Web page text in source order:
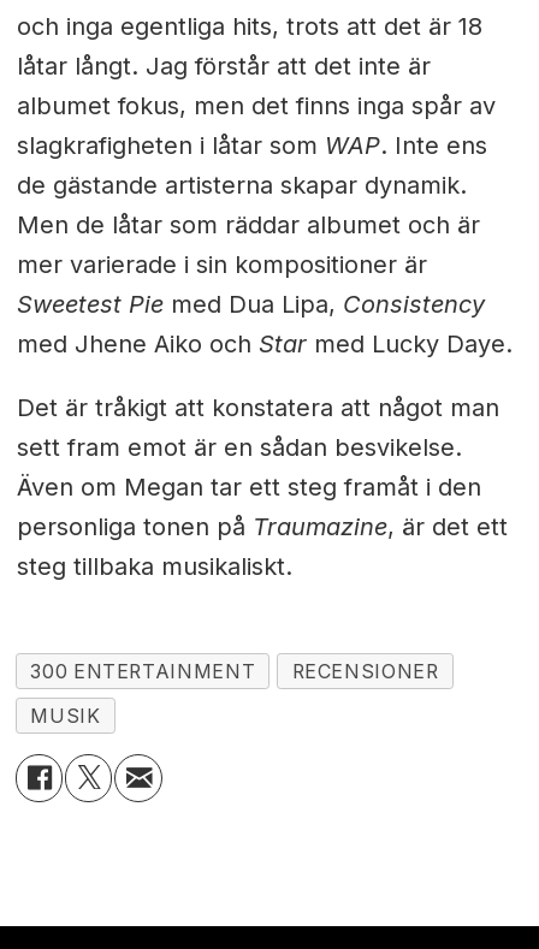
och inga egentliga hits, trots att det är 18
låtar långt. Jag förstår att det inte är
albumet fokus, men det finns inga spår av
slagkrafigheten i låtar som WAP. Inte ens
de gästande artisterna skapar dynamik.
Men de låtar som räddar albumet och är
mer varierade i sin kompositioner är
Sweetest Piemed Dua Lipa, Consistency
med Jhene Aiko och Star med Lucky Daye.
Det är tråkigt att konstatera att något man
sett fram emot är en sådan besvikelse.
Även om Megan tar ett steg framåt i den
personliga tonen på Traumazine, är det ett
steg tillbaka musikaliskt.
300 ENTERTAINMENT
RECENSIONER
MUSIK